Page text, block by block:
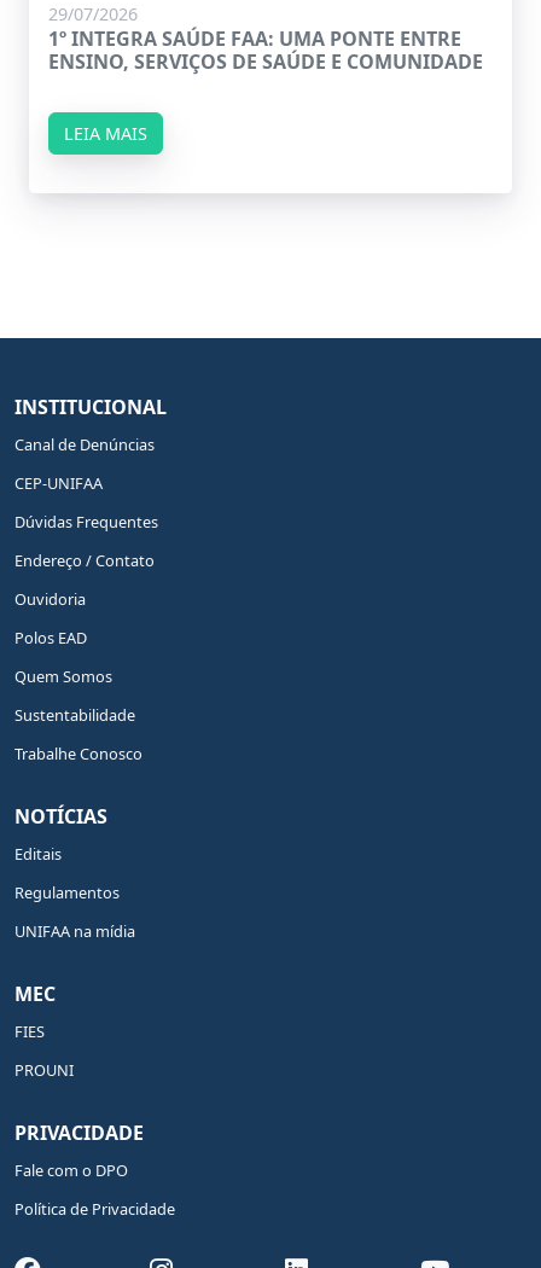
29/07/2026
1º INTEGRA SAÚDE FAA: UMA PONTE ENTRE
ENSINO, SERVIÇOS DE SAÚDE E COMUNIDADE
LEIA MAIS
INSTITUCIONAL
Canal de Denúncias
CEP-UNIFAA
Dúvidas Frequentes
Endereço / Contato
Ouvidoria
Polos EAD
Quem Somos
Sustentabilidade
Trabalhe Conosco
NOTÍCIAS
Editais
Regulamentos
UNIFAA na mídia
MEC
FIES
PROUNI
PRIVACIDADE
Fale com o DPO
Política de Privacidade